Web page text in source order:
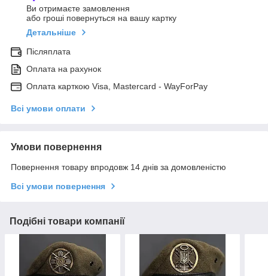
Ви отримаєте замовлення
або гроші повернуться на вашу картку
Детальніше
Післяплата
Оплата на рахунок
Оплата карткою Visa, Mastercard - WayForPay
Всі умови оплати
Умови повернення
Повернення товару впродовж 14 днів за домовленістю
Всі умови повернення
Подібні товари компанії